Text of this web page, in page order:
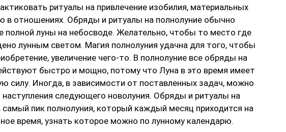
ритуалы на привлечение изобилия, материальных
в отношениях. Обряды и ритуалы на полнолуние обычно
полной луны на небосводе. Желательно, чтобы то место где
лунным светом. Магия полнолуния удачна для того, чтобы
увеличение чего-то. В полнолуние все обряды на
быстро и мощно, потому что Луна в это время имеет
силу. Иногда, в зависимости от поставленныx задач, можнo
следующего новолуния. Обряды и ритуалы на
пик полнолуния, который каждый месяц приходится на
время, узнать которое можно по лунному календарю.